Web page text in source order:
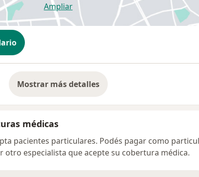
Ampliarse abre en una nueva pestaña
Mostrar más detalles
sobre la dirección
médicas
pacientes particulares. Podés pagar como
otro especialista que acepte su cobertura médica.